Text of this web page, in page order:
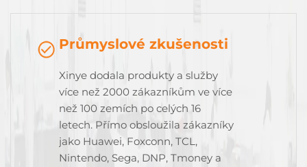
Průmyslové zkušenosti
Xinye dodala produkty a služby
více než 2000 zákazníkům ve více
než 100 zemích po celých 16
letech. Přímo obsloužila zákazníky
jako Huawei, Foxconn, TCL,
Nintendo, Sega, DNP, Tmoney a